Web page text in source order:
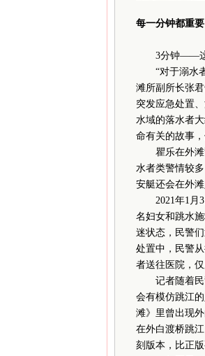
每一分钟都重要
3分钟——这是
“对于溺水者
滩所副所长张
突发应急处置
水域的落水者
命有关的故事，
瞿乐在外滩警
水者类警情较
安艇还会在外
2021年1月3
名妇女和跳水
迷状态，民警
处置中，民警
者送往医院，
记者随着民警
会有模仿跳江
滩》里曾出现
在外白渡桥跳
刻版本，比正版